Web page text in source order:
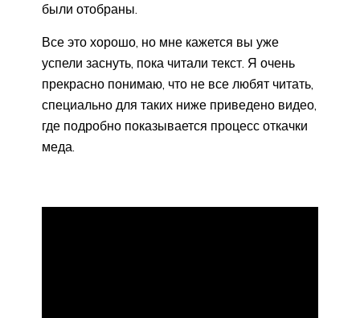
были отобраны.
Все это хорошо, но мне кажется вы уже
успели заснуть, пока читали текст. Я очень
прекрасно понимаю, что не все любят читать,
специально для таких ниже приведено видео,
где подробно показывается процесс откачки
меда.